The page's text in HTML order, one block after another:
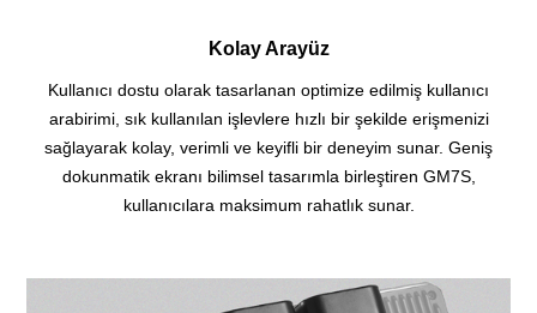
Kolay Arayüz
Kullanıcı dostu olarak tasarlanan optimize edilmiş kullanıcı
arabirimi, sık kullanılan işlevlere hızlı bir şekilde erişmenizi
sağlayarak kolay, verimli ve keyifli bir deneyim sunar. Geniş
dokunmatik ekranı bilimsel tasarımla birleştiren GM7S,
kullanıcılara maksimum rahatlık sunar.